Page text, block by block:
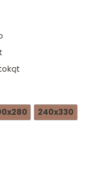
240x330